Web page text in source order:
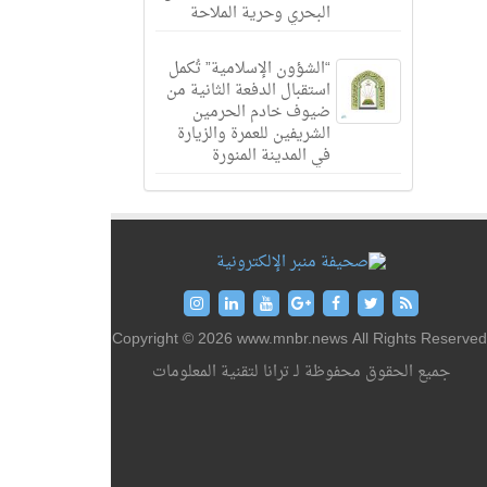
البحري وحرية الملاحة
“الشؤون الإسلامية” تُكمل
استقبال الدفعة الثانية من
ضيوف خادم الحرمين
الشريفين للعمرة والزيارة
في المدينة المنورة
Copyright © 2026 www.mnbr.news All Rights
جميع الحقوق محفوظة لـ ترانا لتقنية المعلومات